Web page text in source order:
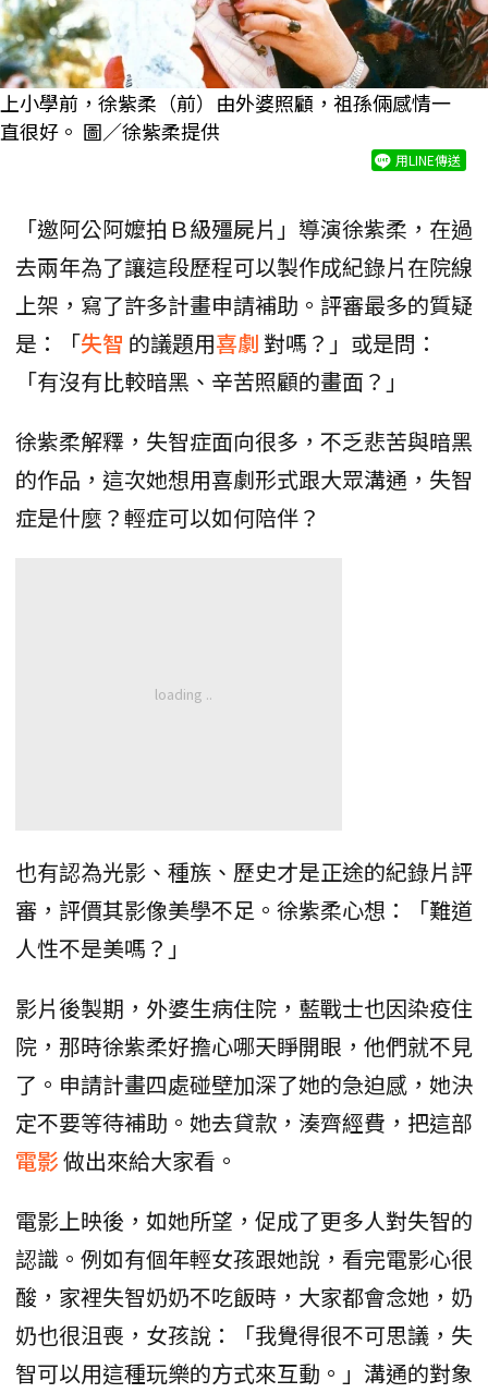
上小學前，徐紫柔（前）由外婆照顧，祖孫倆感情一
直很好。 圖／徐紫柔提供
用LINE傳送
「邀阿公阿嬤拍Ｂ級殭屍片」導演徐紫柔，在過
去兩年為了讓這段歷程可以製作成紀錄片在院線
上架，寫了許多計畫申請補助。評審最多的質疑
是：「失智 的議題用喜劇 對嗎？」或是問：
「有沒有比較暗黑、辛苦照顧的畫面？」
徐紫柔解釋，失智症面向很多，不乏悲苦與暗黑
的作品，這次她想用喜劇形式跟大眾溝通，失智
症是什麼？輕症可以如何陪伴？
也有認為光影、種族、歷史才是正途的紀錄片評
審，評價其影像美學不足。徐紫柔心想：「難道
人性不是美嗎？」
影片後製期，外婆生病住院，藍戰士也因染疫住
院，那時徐紫柔好擔心哪天睜開眼，他們就不見
了。申請計畫四處碰壁加深了她的急迫感，她決
定不要等待補助。她去貸款，湊齊經費，把這部
電影做出來給大家看。
電影上映後，如她所望，促成了更多人對失智的
認識。例如有個年輕女孩跟她說，看完電影心很
酸，家裡失智奶奶不吃飯時，大家都會念她，奶
奶也很沮喪，女孩說：「我覺得很不可思議，失
智可以用這種玩樂的方式來互動。」溝通的對象